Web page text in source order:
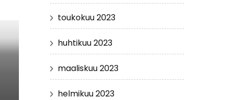
toukokuu 2023
huhtikuu 2023
maaliskuu 2023
helmikuu 2023